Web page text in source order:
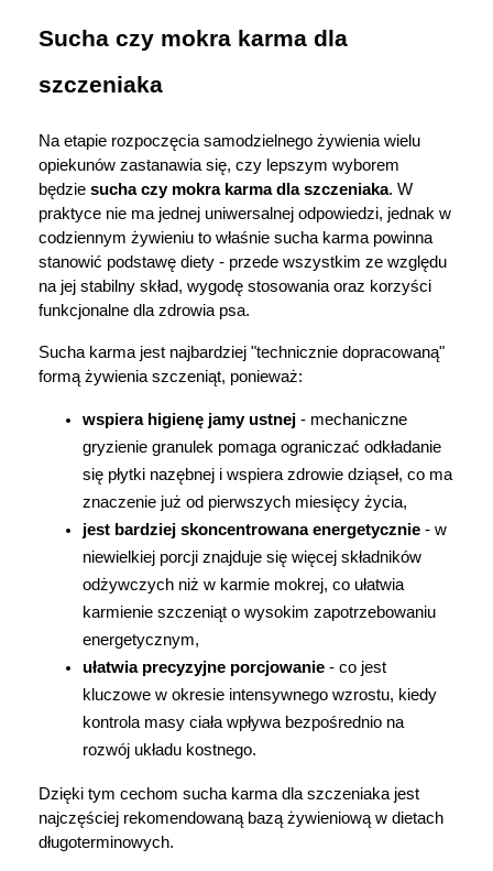
Korzystamy z plików cookies w celu
dostosowania zawartości serwisu do Twoich
preferencji. Więcej informacji znajdziesz w
naszejpolityce prywatności . Możesz określić
warunki przechowywania lub dostępu do
Sucha czy mokra karma dla
szczeniaka
Na etapie rozpoczęcia samodzielnego żywienia wielu
opiekunów zastanawia się, czy lepszym wyborem
będzie sucha czy mokra karma dla szczeniaka. W
praktyce nie ma jednej uniwersalnej odpowiedzi, jednak w
codziennym żywieniu to właśnie sucha karma powinna
stanowić podstawę diety - przede wszystkim ze względu
na jej stabilny skład, wygodę stosowania oraz korzyści
funkcjonalne dla zdrowia psa.
Sucha karma jest najbardziej "technicznie dopracowaną"
formą żywienia szczeniąt, ponieważ:
wspiera higienę jamy ustnej - mechaniczne
gryzienie granulek pomaga ograniczać odkładanie
się płytki nazębnej i wspiera zdrowie dziąseł, co ma
znaczenie już od pierwszych miesięcy życia,
jest bardziej skoncentrowana energetycznie - w
niewielkiej porcji znajduje się więcej składników
odżywczych niż w karmie mokrej, co ułatwia
karmienie szczeniąt o wysokim zapotrzebowaniu
energetycznym,
ułatwia precyzyjne porcjowanie - co jest
kluczowe w okresie intensywnego wzrostu, kiedy
kontrola masy ciała wpływa bezpośrednio na
rozwój układu kostnego.
Dzięki tym cechom sucha karma dla szczeniaka jest
najczęściej rekomendowaną bazą żywieniową w dietach
długoterminowych.